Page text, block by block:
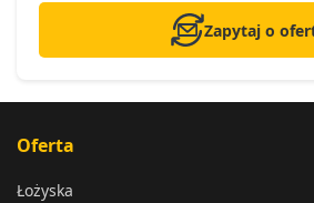
Zapytaj o
Oferta
Łożyska